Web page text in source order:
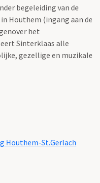
begeleiding van de
Houthem (ingang aan de
het
Sinterklaas alle
gezellige en muzikale
Houthem-St.Gerlach